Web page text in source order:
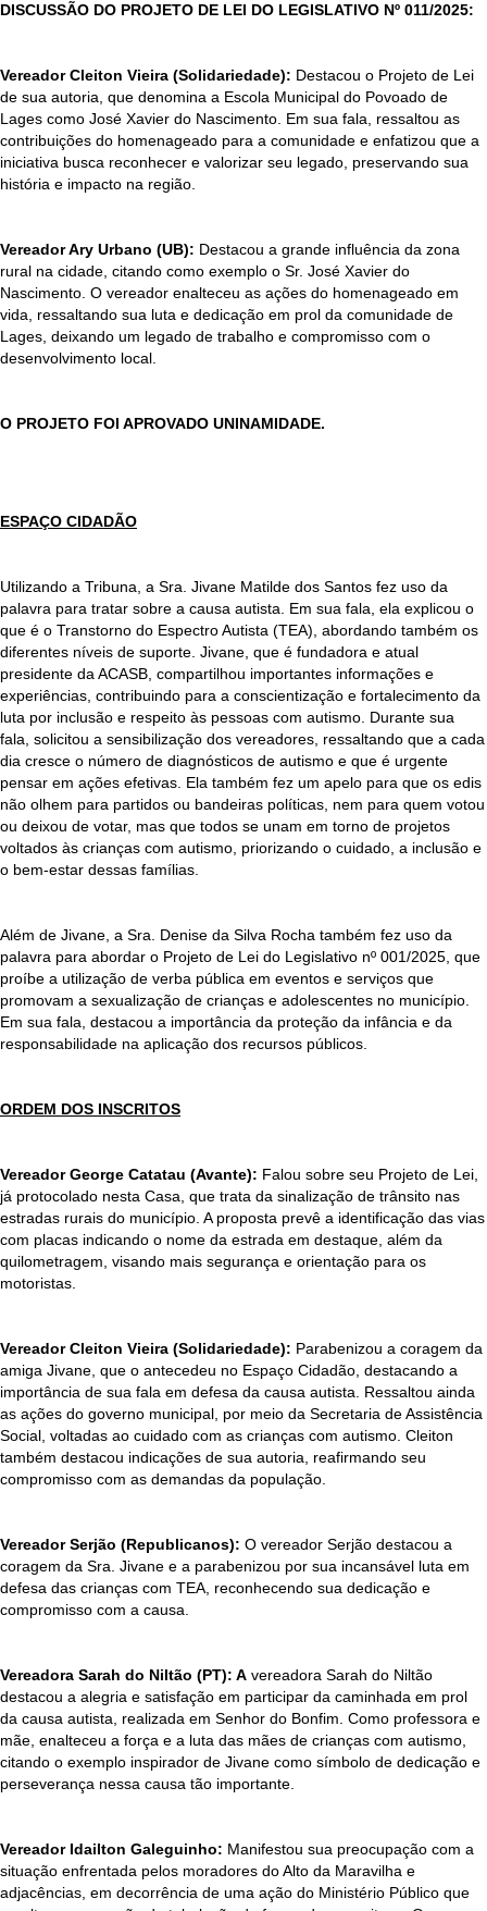
DISCUSSÃO DO PROJETO DE LEI DO LEGISLATIVO Nº 011/2025:
Vereador Cleiton Vieira (Solidariedade): Destacou o Projeto de Lei
de sua autoria, que denomina a Escola Municipal do Povoado de
Lages como José Xavier do Nascimento. Em sua fala, ressaltou as
contribuições do homenageado para a comunidade e enfatizou que a
iniciativa busca reconhecer e valorizar seu legado, preservando sua
história e impacto na região.
Vereador Ary Urbano (UB): Destacou a grande influência da zona
rural na cidade, citando como exemplo o Sr. José Xavier do
Nascimento. O vereador enalteceu as ações do homenageado em
vida, ressaltando sua luta e dedicação em prol da comunidade de
Lages, deixando um legado de trabalho e compromisso com o
desenvolvimento local.
O PROJETO FOI APROVADO UNINAMIDADE.
ESPAÇO CIDADÃO
Utilizando a Tribuna, a Sra. Jivane Matilde dos Santos fez uso da
palavra para tratar sobre a causa autista. Em sua fala, ela explicou o
que é o Transtorno do Espectro Autista (TEA), abordando também os
diferentes níveis de suporte. Jivane, que é fundadora e atual
presidente da ACASB, compartilhou importantes informações e
experiências, contribuindo para a conscientização e fortalecimento da
luta por inclusão e respeito às pessoas com autismo. Durante sua
fala, solicitou a sensibilização dos vereadores, ressaltando que a cada
dia cresce o número de diagnósticos de autismo e que é urgente
pensar em ações efetivas. Ela também fez um apelo para que os edis
não olhem para partidos ou bandeiras políticas, nem para quem votou
ou deixou de votar, mas que todos se unam em torno de projetos
voltados às crianças com autismo, priorizando o cuidado, a inclusão e
o bem-estar dessas famílias.
Além de Jivane, a Sra. Denise da Silva Rocha também fez uso da
palavra para abordar o Projeto de Lei do Legislativo nº 001/2025, que
proíbe a utilização de verba pública em eventos e serviços que
promovam a sexualização de crianças e adolescentes no município.
Em sua fala, destacou a importância da proteção da infância e da
responsabilidade na aplicação dos recursos públicos.
ORDEM DOS INSCRITOS
Vereador George Catatau (Avante): Falou sobre seu Projeto de Lei,
já protocolado nesta Casa, que trata da sinalização de trânsito nas
estradas rurais do município. A proposta prevê a identificação das vias
com placas indicando o nome da estrada em destaque, além da
quilometragem, visando mais segurança e orientação para os
motoristas.
Vereador Cleiton Vieira (Solidariedade): Parabenizou a coragem da
amiga Jivane, que o antecedeu no Espaço Cidadão, destacando a
importância de sua fala em defesa da causa autista. Ressaltou ainda
as ações do governo municipal, por meio da Secretaria de Assistência
Social, voltadas ao cuidado com as crianças com autismo. Cleiton
também destacou indicações de sua autoria, reafirmando seu
compromisso com as demandas da população.
Vereador Serjão (Republicanos): O vereador Serjão destacou a
coragem da Sra. Jivane e a parabenizou por sua incansável luta em
defesa das crianças com TEA, reconhecendo sua dedicação e
compromisso com a causa.
Vereadora Sarah do Niltão (PT): A vereadora Sarah do Niltão
destacou a alegria e satisfação em participar da caminhada em prol
da causa autista, realizada em Senhor do Bonfim. Como professora e
mãe, enalteceu a força e a luta das mães de crianças com autismo,
citando o exemplo inspirador de Jivane como símbolo de dedicação e
perseverança nessa causa tão importante.
Vereador Idailton Galeguinho: Manifestou sua preocupação com a
situação enfrentada pelos moradores do Alto da Maravilha e
adjacências, em decorrência de uma ação do Ministério Público que